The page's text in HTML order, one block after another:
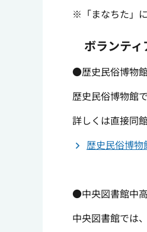
※「まなちた」
ボランティ
●歴史民俗博物
歴史民俗博物館
詳しくは直接同
歴史民俗博物
●中央図書館中
中央図書館では